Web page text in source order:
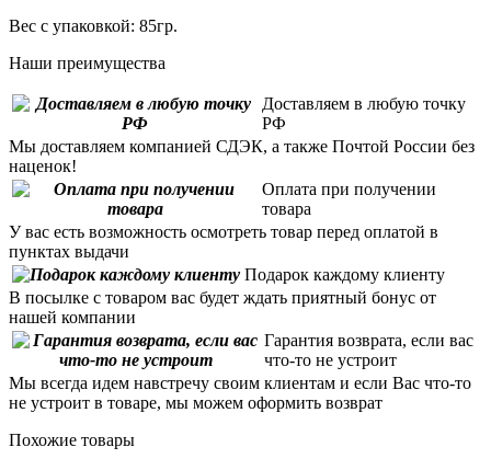
Вес с упаковкой: 85гр.
Наши преимущества
Доставляем в любую точку
РФ
Мы доставляем компанией СДЭК, а также Почтой России без
наценок!
Оплата при получении
товара
У вас есть возможность осмотреть товар перед оплатой в
пунктах выдачи
Подарок каждому клиенту
В посылке с товаром вас будет ждать приятный бонус от
нашей компании
Гарантия возврата, если вас
что-то не устроит
Мы всегда идем навстречу своим клиентам и если Вас что-то
не устроит в товаре, мы можем оформить возврат
Похожие товары